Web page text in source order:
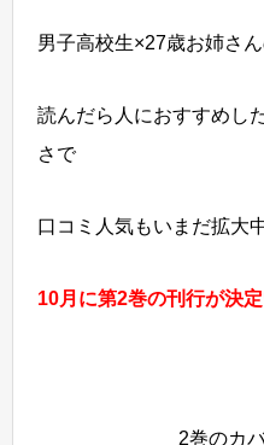
男子高校生×27歳お姉さ
読んだら人におすすめし
さで
口コミ人気もいまだ拡大
10月に第2巻の刊行が決定
2巻のカ